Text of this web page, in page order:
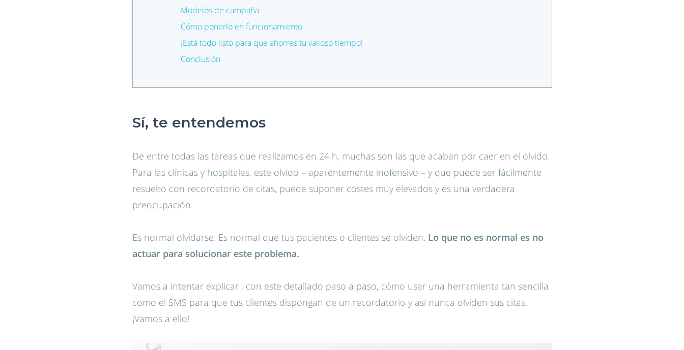
Modelos de campaña
Cómo ponerlo en funcionamiento
¡Está todo listo para que ahorres tu valioso tiempo!
Conclusión
Sí, te entendemos
De entre todas las tareas que realizamos en 24 h, muchas son las que acaban por caer en el olvido.
Para las clínicas y hospitales, este olvido – aparentemente inofensivo – y que puede ser fácilmente
resuelto con recordatorio de citas, puede suponer costes muy elevados y es una verdadera
preocupación.
Es normal olvidarse. Es normal que tus pacientes o clientes se olviden. Lo que no es normal es no
actuar para solucionar este problema.
Vamos a intentar explicar , con este detallado paso a paso, cómo usar una herramienta tan sencilla
como el SMS para que tus clientes dispongan de un recordatorio y así nunca olviden sus citas.
¡Vamos a ello!